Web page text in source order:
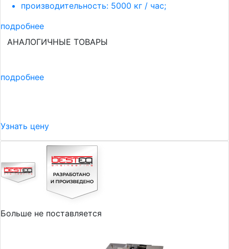
производительность: 5000 кг / час;
подробнее
АНАЛОГИЧНЫЕ ТОВАРЫ
подробнее
Узнать цену
Больше не поставляется